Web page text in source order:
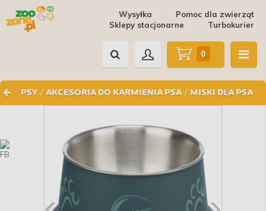
Pomoc dla zwierząt
Wysyłka
Turbokurier
Sklepy stacjonarne
PSY / AKCESORIA DO KARMIENIA PSA / MISKI DLA PSA
0